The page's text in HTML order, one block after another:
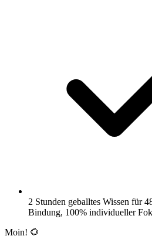
2 Stunden geballtes Wissen für
Bindung, 100% individueller
Moin! 🌻